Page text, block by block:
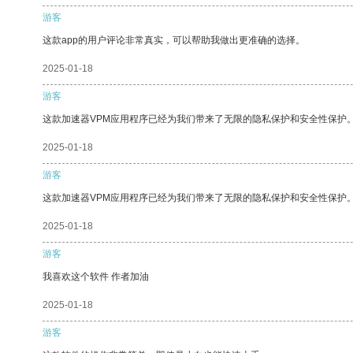
游客
这款app的用户评论非常真实，可以帮助我做出更准确的选择。
2025-01-18
游客
这款加速器VPM应用程序已经为我们带来了无限的隐私保护和安全性保护
2025-01-18
游客
这款加速器VPM应用程序已经为我们带来了无限的隐私保护和安全性保护
2025-01-18
游客
我喜欢这个软件 作者加油
2025-01-18
游客